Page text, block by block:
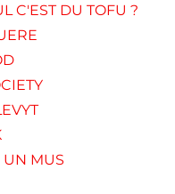
C'EST DU TOFU ?
UN MUS